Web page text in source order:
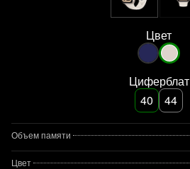
Цвет
Циферблат
40
44
Объем памяти
Цвет